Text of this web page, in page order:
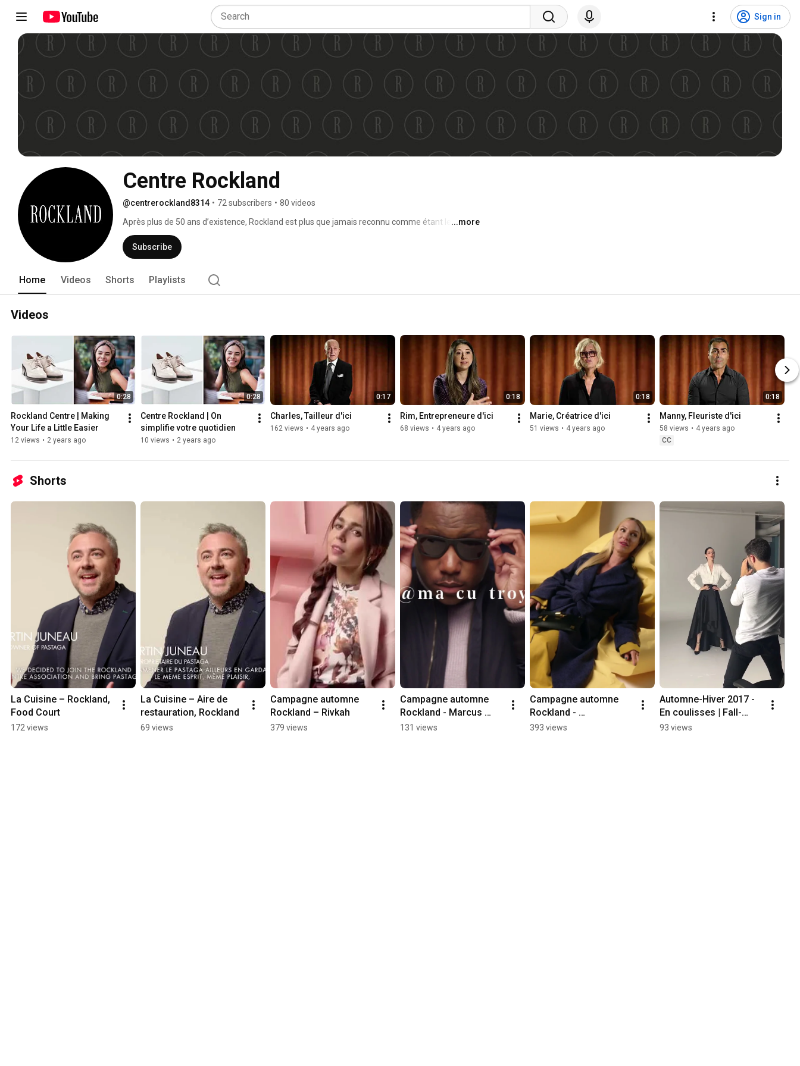
Sign in
Centre Rockland
@centrerockland8314 • 72 subscribers • 80 videos
Après plus de 50 ans d’existence, Rockland est plus que jamais reconnu comme étant le centre
le plus fashion de Montréal.
...more
Subscribe
Home Videos Shorts Playlists
Videos
0:28
Rockland Centre | Making
Your Life a Little Easier
12 views • 2 years ago
0:28
Centre Rockland | On
simplifie votre quotidien
10 views • 2 years ago
0:17
Charles, Tailleur d'ici
162 views • 4 years ago
0:18
Rim, Entrepreneure d'ici
68 views • 4 years ago
0:18
Marie, Créatrice d'ici
51 views • 4 years ago
0:18
Manny, Fleuriste d'ici
58 views • 4 years ago
CC
Shorts
La Cuisine – Rockland,
Food Court
172 views
La Cuisine – Aire de
restauration, Rockland
69 views
Campagne automne
Rockland – Rivkah
379 views
Campagne automne
Rockland - Marcus
Troy
131 views
Campagne automne
Rockland -
Mademoiselle Jules
393 views
Automne-Hiver 2017 -
En coulisses | Fall-
Winter 2017 - Behind
93 views